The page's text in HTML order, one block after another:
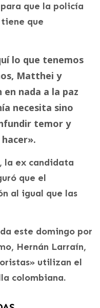
que la policía
que
lo que tenemos
Matthei y
nada a la paz
necesita sino
temor y
la ex candidata
que el
al igual que las
este domingo por
Hernán Larraín,
utilizan el
colombiana.